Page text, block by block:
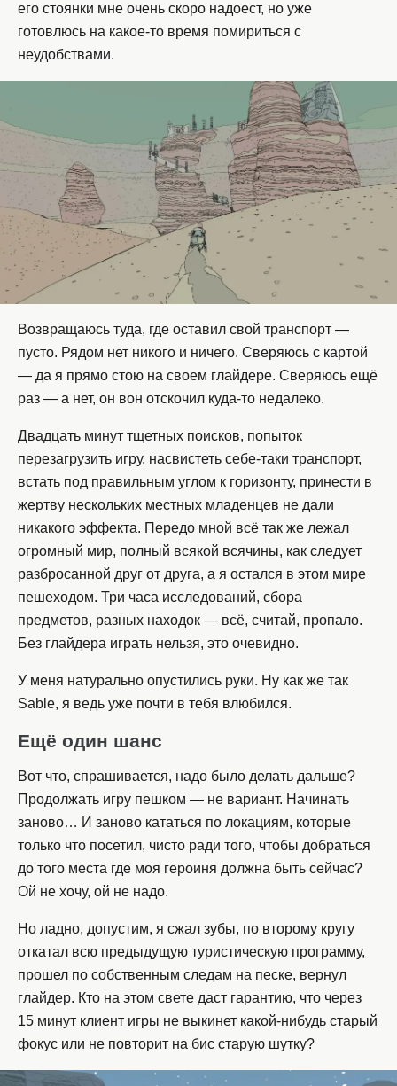
его стоянки мне очень скоро надоест, но уже
готовлюсь на какое-то время помириться с
неудобствами.
Возвращаюсь туда, где оставил свой транспорт —
пусто. Рядом нет никого и ничего. Сверяюсь с картой
— да я прямо стою на своем глайдере. Сверяюсь ещё
раз — а нет, он вон отскочил куда-то недалеко.
Двадцать минут тщетных поисков, попыток
перезагрузить игру, насвистеть себе-таки транспорт,
встать под правильным углом к горизонту, принести в
жертву нескольких местных младенцев не дали
никакого эффекта. Передо мной всё так же лежал
огромный мир, полный всякой всячины, как следует
разбросанной друг от друга, а я остался в этом мире
пешеходом. Три часа исследований, сбора
предметов, разных находок — всё, считай, пропало.
Без глайдера играть нельзя, это очевидно.
У меня натурально опустились руки. Ну как же так
Sable, я ведь уже почти в тебя влюбился.
Ещё один шанс
Вот что, спрашивается, надо было делать дальше?
Продолжать игру пешком — не вариант. Начинать
заново… И заново кататься по локациям, которые
только что посетил, чисто ради того, чтобы добраться
до того места где моя героиня должна быть сейчас?
Ой не хочу, ой не надо.
Но ладно, допустим, я сжал зубы, по второму кругу
откатал всю предыдущую туристическую программу,
прошел по собственным следам на песке, вернул
глайдер. Кто на этом свете даст гарантию, что через
15 минут клиент игры не выкинет какой-нибудь старый
фокус или не повторит на бис старую шутку?